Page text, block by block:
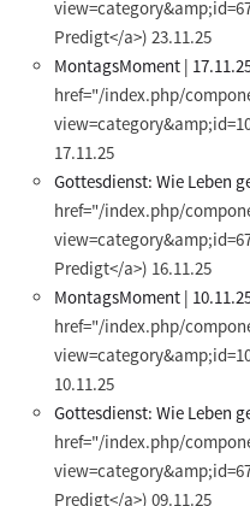
Predigt</a>) 23.11.25
MontagsMoment |
href="/index.php/
17.11.25
Gottesdienst: Wie Leben
href="/index.php/
Predigt</a>) 16.11.25
MontagsMoment |
href="/index.php/
10.11.25
Gottesdienst: Wie Leben
href="/index.php/
Predigt</a>) 09.11.25